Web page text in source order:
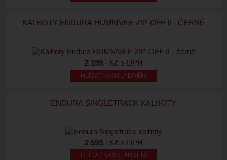
KALHOTY ENDURA HUMMVEE ZIP-OFF II - ČERNÉ
2 199,- Kč s DPH
HLÍDAT NASKLADNĚNÍ
ENDURA SINGLETRACK KALHOTY
2 599,- Kč s DPH
HLÍDAT NASKLADNĚNÍ